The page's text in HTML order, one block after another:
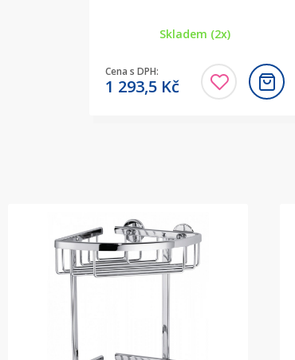
Skladem (2x)
Cena s DPH:
1 293,5 Kč